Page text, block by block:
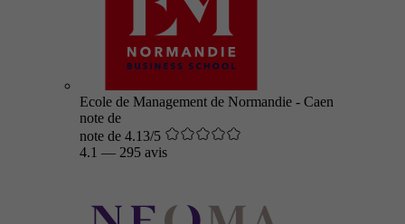
Ecole de Management de Normandie - Caen
note de
note de 4.13/5
4.1 — 295 avis